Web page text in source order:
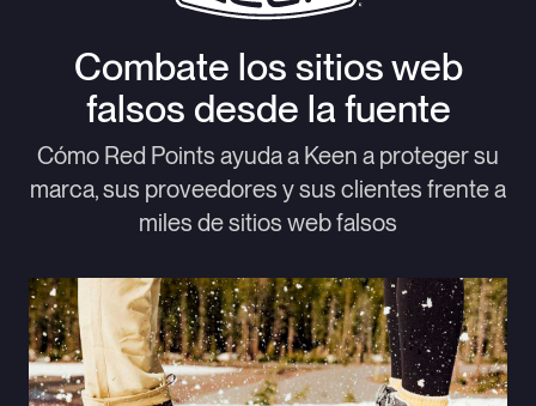
Combate los sitios web
falsos desde la fuente
Cómo Red Points ayuda a Keen a proteger su
marca, sus proveedores y sus clientes frente a
miles de sitios web falsos